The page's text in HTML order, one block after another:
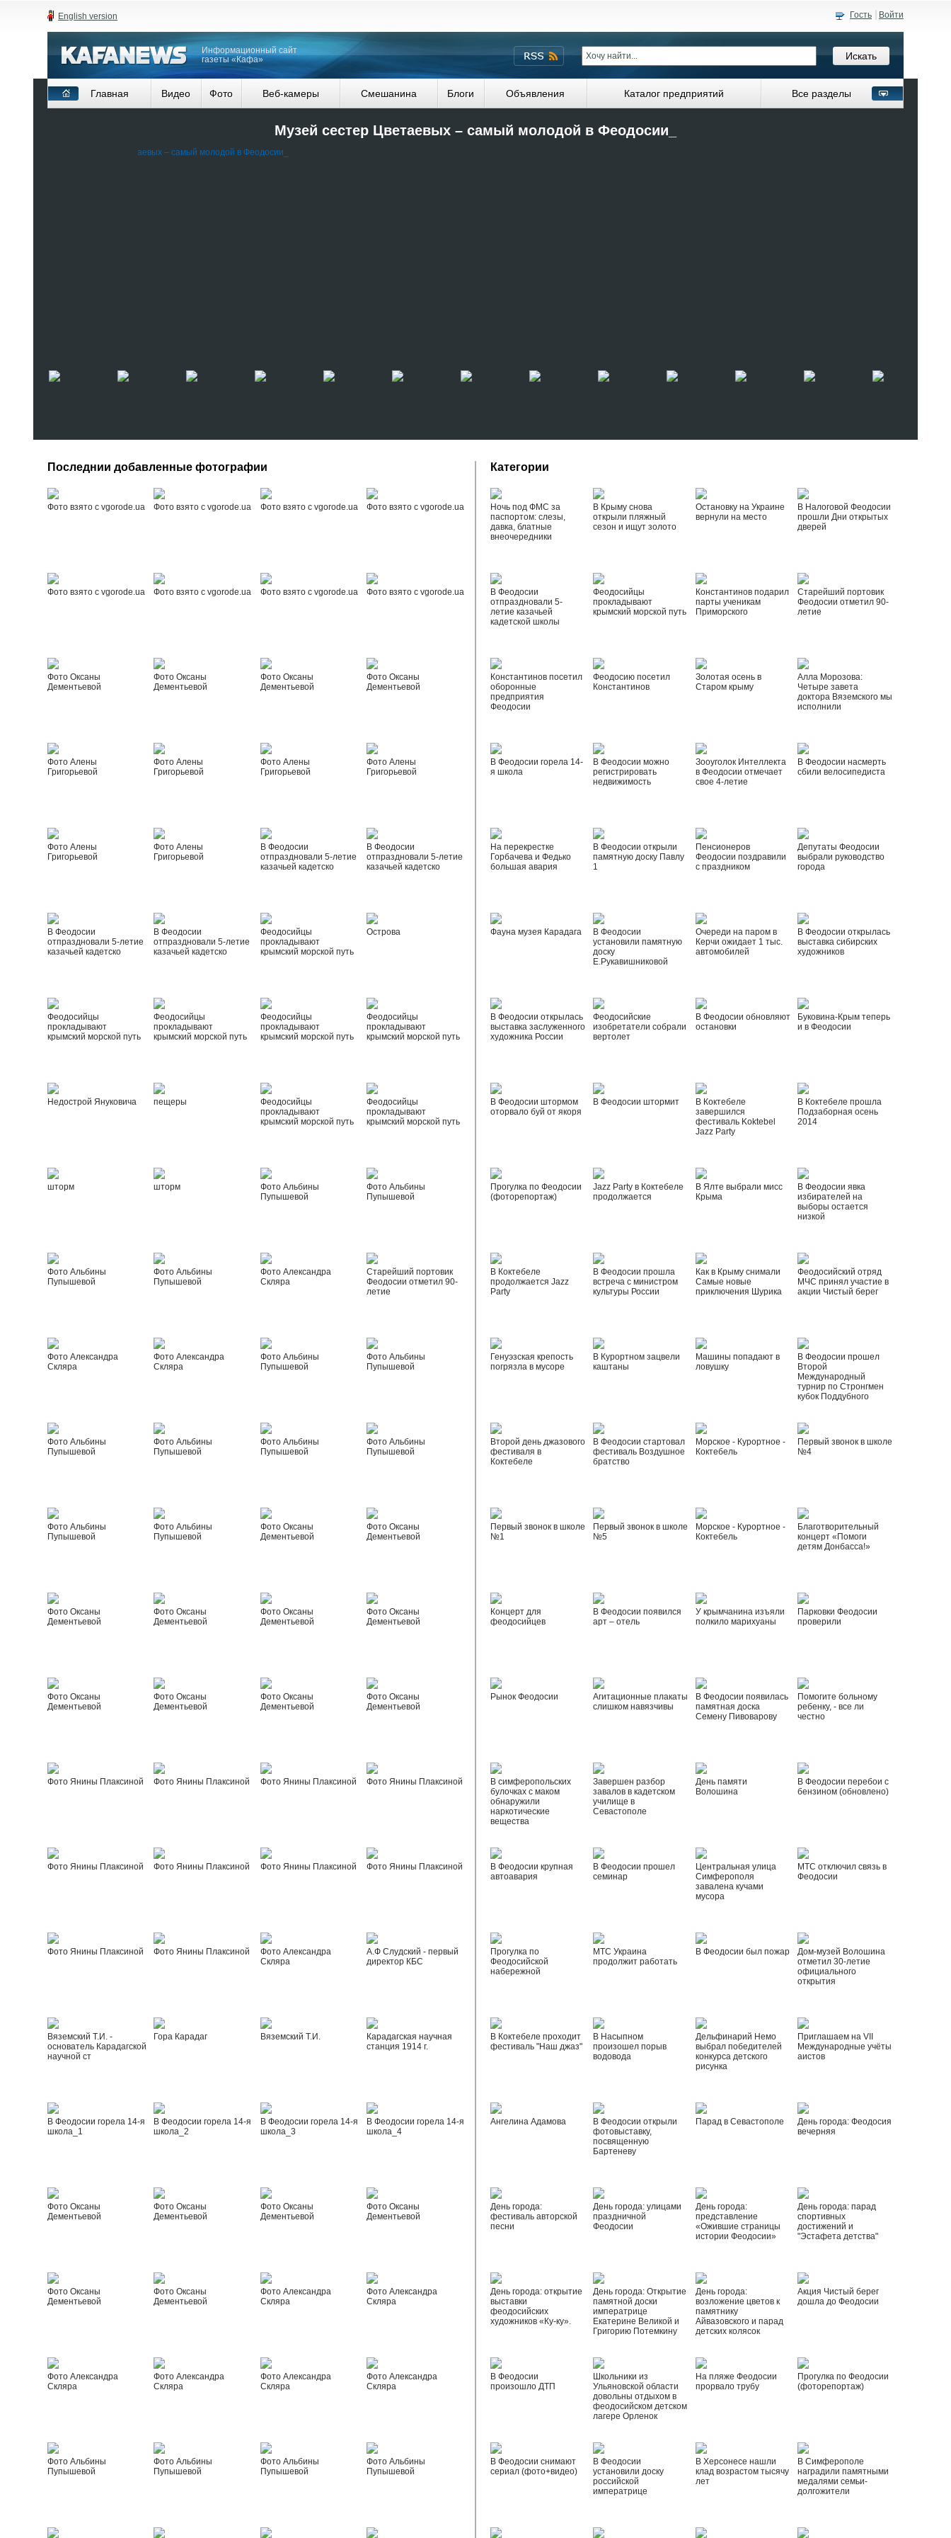
English version Гость Войти
Информационный сайт
газеты «Кафа»
Главная Видео Фото Веб-камеры Смешанина Блоги Объявления Каталог предприятий Все разделы
Музей сестер Цветаевых – самый молодой в Феодосии_
Последнии добавленные фотографии
Фото взято с vgorode.ua Фото взято с vgorode.ua Фото взято с vgorode.ua Фото взято с vgorode.ua
Фото взято с vgorode.ua Фото взято с vgorode.ua Фото взято с vgorode.ua Фото взято с vgorode.ua
Фото Оксаны
Дементьевой
Фото Оксаны
Дементьевой
Фото Оксаны
Дементьевой
Фото Оксаны
Дементьевой
Фото Алены
Григорьевой
Фото Алены
Григорьевой
Фото Алены
Григорьевой
Фото Алены
Григорьевой
Фото Алены
Григорьевой
Фото Алены
Григорьевой
В Феодосии
отпраздновали 5-летие
казачьей кадетско
В Феодосии
отпраздновали 5-летие
казачьей кадетско
В Феодосии
отпраздновали 5-летие
казачьей кадетско
В Феодосии
отпраздновали 5-летие
казачьей кадетско
Феодосийцы
прокладывают
крымский морской путь
Острова
Феодосийцы
прокладывают
крымский морской путь
Феодосийцы
прокладывают
крымский морской путь
Феодосийцы
прокладывают
крымский морской путь
Феодосийцы
прокладывают
крымский морской путь
Недострой Януковича пещеры
Феодосийцы
прокладывают
крымский морской путь
Феодосийцы
прокладывают
крымский морской путь
шторм шторм
Фото Альбины
Пупышевой
Фото Альбины
Пупышевой
Фото Альбины
Пупышевой
Фото Альбины
Пупышевой
Фото Александра
Скляра
Старейший портовик
Феодосии отметил 90-
летие
Фото Александра
Скляра
Фото Александра
Скляра
Фото Альбины
Пупышевой
Фото Альбины
Пупышевой
Фото Альбины
Пупышевой
Фото Альбины
Пупышевой
Фото Альбины
Пупышевой
Фото Альбины
Пупышевой
Фото Альбины
Пупышевой
Фото Альбины
Пупышевой
Фото Оксаны
Дементьевой
Фото Оксаны
Дементьевой
Фото Оксаны
Дементьевой
Фото Оксаны
Дементьевой
Фото Оксаны
Дементьевой
Фото Оксаны
Дементьевой
Фото Оксаны
Дементьевой
Фото Оксаны
Дементьевой
Фото Оксаны
Дементьевой
Фото Оксаны
Дементьевой
Фото Янины Плаксиной Фото Янины Плаксиной Фото Янины Плаксиной Фото Янины Плаксиной
Фото Янины Плаксиной Фото Янины Плаксиной Фото Янины Плаксиной Фото Янины Плаксиной
Фото Янины Плаксиной Фото Янины Плаксиной
Фото Александра
Скляра
А.Ф Слудский - первый
директор КБС
Вяземский Т.И. -
основатель Карадагской
научной ст
Гора Карадаг Вяземский Т.И.
Карадагская научная
станция 1914 г.
В Феодосии горела 14-я
школа_1
В Феодосии горела 14-я
школа_2
В Феодосии горела 14-я
школа_3
В Феодосии горела 14-я
школа_4
Фото Оксаны
Дементьевой
Фото Оксаны
Дементьевой
Фото Оксаны
Дементьевой
Фото Оксаны
Дементьевой
Фото Оксаны
Дементьевой
Фото Оксаны
Дементьевой
Фото Александра
Скляра
Фото Александра
Скляра
Фото Александра
Скляра
Фото Александра
Скляра
Фото Александра
Скляра
Фото Александра
Скляра
Фото Альбины
Пупышевой
Фото Альбины
Пупышевой
Фото Альбины
Пупышевой
Фото Альбины
Пупышевой
Категории
Ночь под ФМС за
паспортом: слезы,
давка, блатные
внеочередники
В Крыму снова
открыли пляжный
сезон и ищут золото
Остановку на Украине
вернули на место
В Налоговой Феодосии
прошли Дни открытых
дверей
В Феодосии
отпраздновали 5-
летие казачьей
кадетской школы
Феодосийцы
прокладывают
крымский морской путь
Константинов подарил
парты ученикам
Приморского
Старейший портовик
Феодосии отметил 90-
летие
Константинов посетил
оборонные
предприятия
Феодосии
Феодосию посетил
Константинов
Золотая осень в
Старом крыму
Алла Морозова:
Четыре завета
доктора Вяземского мы
исполнили
В Феодосии горела 14-
я школа
В Феодосии можно
регистрировать
недвижимость
Зооуголок Интеллекта
в Феодосии отмечает
свое 4-летие
В Феодосии насмерть
сбили велосипедиста
На перекрестке
Горбачева и Федько
большая авария
В Феодосии открыли
памятную доску Павлу
1
Пенсионеров
Феодосии поздравили
с праздником
Депутаты Феодосии
выбрали руководство
города
Фауна музея Карадага
В Феодосии
установили памятную
доску
Е.Рукавишниковой
Очереди на паром в
Керчи ожидает 1 тыс.
автомобилей
В Феодосии открылась
выставка сибирских
художников
В Феодосии открылась
выставка заслуженного
художника России
Феодосийские
изобретатели собрали
вертолет
В Феодосии обновляют
остановки
Буковина-Крым теперь
и в Феодосии
В Феодосии штормом
оторвало буй от якоря
В Феодосии штормит
В Коктебеле
завершился
фестиваль Koktebel
Jazz Party
В Коктебеле прошла
Подзаборная осень
2014
Прогулка по Феодосии
(фоторепортаж)
Jazz Party в Коктебеле
продолжается
В Ялте выбрали мисс
Крыма
В Феодосии явка
избирателей на
выборы остается
низкой
В Коктебеле
продолжается Jazz
Party
В Феодосии прошла
встреча с министром
культуры России
Как в Крыму снимали
Самые новые
приключения Шурика
Феодосийский отряд
МЧС принял участие в
акции Чистый берег
Генуэзская крепость
погрязла в мусоре
В Курортном зацвели
каштаны
Машины попадают в
ловушку
В Феодосии прошел
Второй
Международный
турнир по Стронгмен
кубок Поддубного
Второй день джазового
фестиваля в
Коктебеле
В Феодосии стартовал
фестиваль Воздушное
братство
Морское - Курортное -
Коктебель
Первый звонок в школе
№4
Первый звонок в школе
№1
Первый звонок в школе
№5
Морское - Курортное -
Коктебель
Благотворительный
концерт «Помоги
детям Донбасса!»
Концерт для
феодосийцев
В Феодосии появился
арт – отель
У крымчанина изъяли
полкило марихуаны
Парковки Феодосии
проверили
Рынок Феодосии
Агитационные плакаты
слишком навязчивы
В Феодосии появилась
памятная доска
Семену Пивоварову
Помогите больному
ребенку, - все ли
честно
В симферопольских
булочках с маком
обнаружили
наркотические
вещества
Завершен разбор
завалов в кадетском
училище в
Севастополе
День памяти
Волошина
В Феодосии перебои с
бензином (обновлено)
В Феодосии крупная
автоавария
В Феодосии прошел
семинар
Центральная улица
Симферополя
завалена кучами
мусора
МТС отключил связь в
Феодосии
Прогулка по
Феодосийской
набережной
МТС Украина
продолжит работать
В Феодосии был пожар
Дом-музей Волошина
отметил 30-летие
официального
открытия
В Коктебеле проходит
фестиваль "Наш джаз"
В Насыпном
произошел порыв
водовода
Дельфинарий Немо
выбрал победителей
конкурса детского
рисунка
Приглашаем на VII
Международные учёты
аистов
Ангелина Адамова
В Феодосии открыли
фотовыставку,
посвященную
Бартеневу
Парад в Севастополе
День города: Феодосия
вечерняя
День города:
фестиваль авторской
песни
День города: улицами
праздничной
Феодосии
День города:
представление
«Ожившие страницы
истории Феодосии»
День города: парад
спортивных
достижений и
"Эстафета детства"
День города: открытие
выставки
феодосийских
художников «Ку-ку».
День города: Открытие
памятной доски
императрице
Екатерине Великой и
Григорию Потемкину
День города:
возложение цветов к
памятнику
Айвазовского и парад
детских колясок
Акция Чистый берег
дошла до Феодосии
В Феодосии
произошло ДТП
Школьники из
Ульяновской области
довольны отдыхом в
феодосийском детском
лагере Орленок
На пляже Феодосии
прорвало трубу
Прогулка по Феодосии
(фоторепортаж)
В Феодосии снимают
сериал (фото+видео)
В Феодосии
установили доску
российской
императрице
В Херсонесе нашли
клад возрастом тысячу
лет
В Симферополе
наградили памятными
медалями семьи-
долгожители